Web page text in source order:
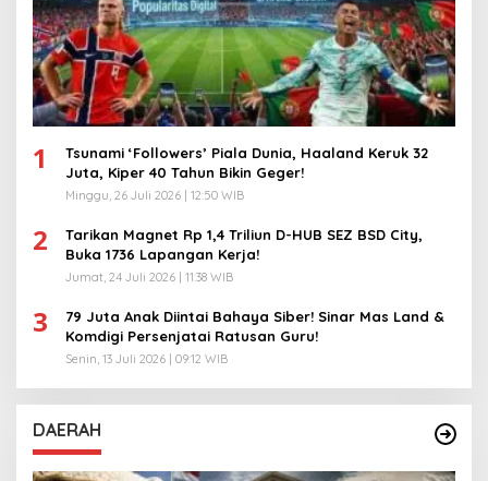
1
Tsunami ‘Followers’ Piala Dunia, Haaland Keruk 32
Juta, Kiper 40 Tahun Bikin Geger!
Minggu, 26 Juli 2026 | 12:50 WIB
2
Tarikan Magnet Rp 1,4 Triliun D-HUB SEZ BSD City,
Buka 1736 Lapangan Kerja!
Jumat, 24 Juli 2026 | 11:38 WIB
3
79 Juta Anak Diintai Bahaya Siber! Sinar Mas Land &
Komdigi Persenjatai Ratusan Guru!
Senin, 13 Juli 2026 | 09:12 WIB
DAERAH